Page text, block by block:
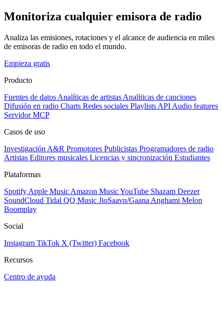
Monitoriza cualquier emisora de radio
Analiza las emisiones, rotaciones y el alcance de audiencia en miles
de emisoras de radio en todo el mundo.
Empieza gratis
Producto
Fuentes de datos Analíticas de artistas Analíticas de canciones
Difusión en radio Charts Redes sociales Playlists API Audio features
Servidor MCP
Casos de uso
Investigación A&R Promotores Publicistas Programadores de radio
Artistas Editores musicales Licencias y sincronización Estudiantes
Plataformas
Spotify Apple Music Amazon MusicYouTube Shazam Deezer
SoundCloud Tidal QQ Music JioSaavn/Gaana Anghami Melon
Boomplay
Social
Instagram TikTok X (Twitter) Facebook
Recursos
Centro de ayuda